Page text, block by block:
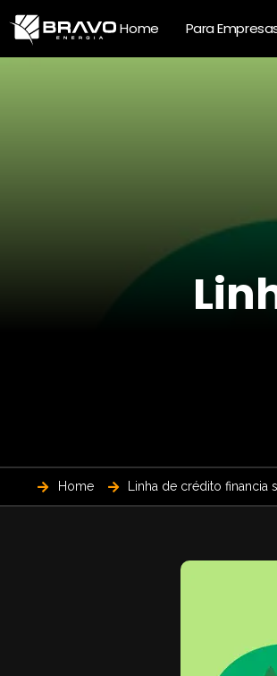
Home Para
Home Linha de crédito financia